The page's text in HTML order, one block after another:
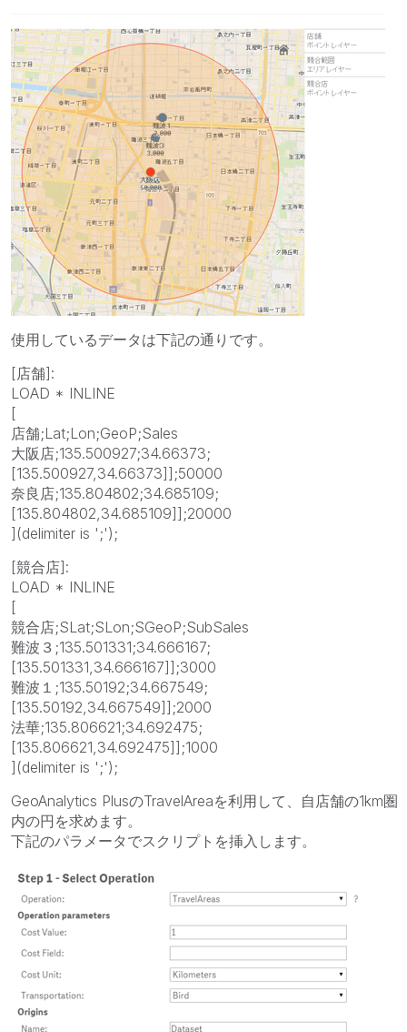
使用しているデータは下記の通りです。
[店舗]:
LOAD * INLINE
[
店舗;Lat;Lon;GeoP;Sales
大阪店;135.500927;34.66373;
[135.500927,34.66373]];50000
奈良店;135.804802;34.685109;
[135.804802,34.685109]];20000
](delimiter is ';');
[競合店]:
LOAD * INLINE
[
競合店;SLat;SLon;SGeoP;SubSales
難波３;135.501331;34.666167;
[135.501331,34.666167]];3000
難波１;135.50192;34.667549;
[135.50192,34.667549]];2000
法華;135.806621;34.692475;
[135.806621,34.692475]];1000
](delimiter is ';');
GeoAnalytics PlusのTravelAreaを利用して、自店舗の1km圏
内の円を求めます。
下記のパラメータでスクリプトを挿入します。